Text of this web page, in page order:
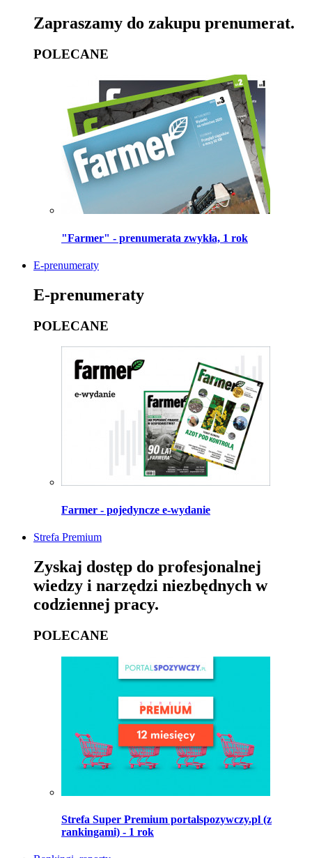
Zapraszamy do zakupu prenumerat.
POLECANE
"Farmer" - prenumerata zwykła, 1 rok
E-prenumeraty
E-prenumeraty
POLECANE
Farmer - pojedyncze e-wydanie
Strefa Premium
Zyskaj dostęp do profesjonalnej
wiedzy i narzędzi niezbędnych w
codziennej pracy.
POLECANE
Strefa Super Premium portalspozywczy.pl (z
rankingami) - 1 rok